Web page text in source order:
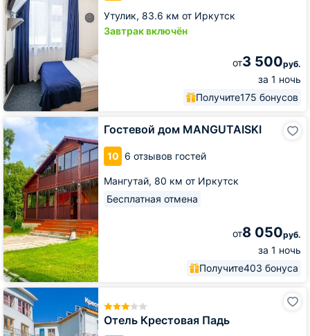
Утулик, 83.6 км от Иркутск
Завтрак включён
от3 500руб.
за 1 ночь
Получите175 бонусов
Гостевой дом MANGUTAISKI
10 6 отзывов гостей
Мангутай, 80 км от Иркутск
Бесплатная отмена
от8 050руб.
за 1 ночь
Получите403 бонуса
Гостевой
дом
MANGUTAISKI
Отель Крестовая Падь
Отель
Крестовая
Падь